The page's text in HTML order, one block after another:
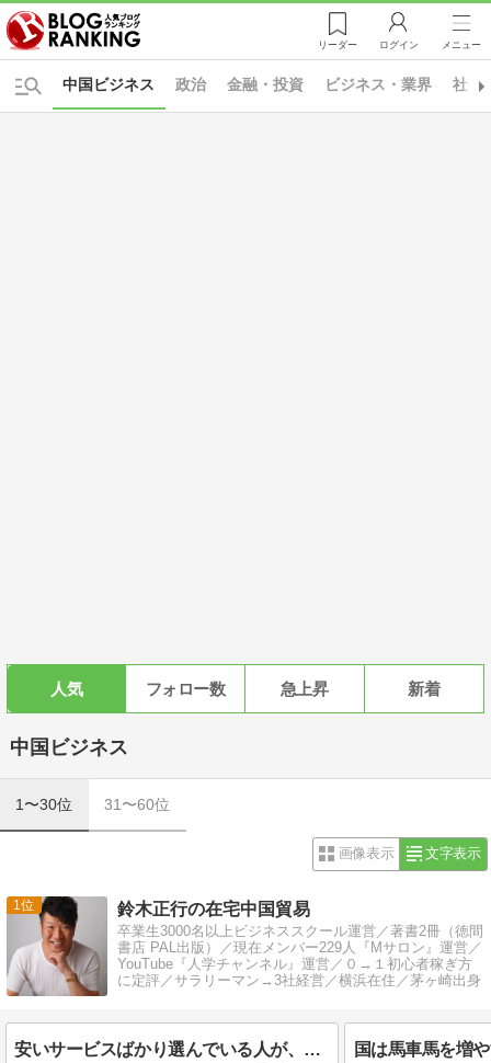
リーダー ログイン メニュー
政治 金融・投資 ビジネス・業界 社長
中国ビジネス
人気 フォロー数 急上昇 新着
中国ビジネス
1〜30位 31〜60位
画像表示 文字表示
1 鈴木正行の在宅中国貿易
卒業生3000名以上ビジネススクール運営／著書2冊（徳間
書店 PAL出版）／現在メンバー229人『Mサロン』運営／
YouTube『人学チャンネル』運営／０→１初心者稼ぎ方
に定評／サラリーマン→3社経営／横浜在住／茅ヶ崎出身
安いサービスばかり選んでいる人が、なかなか稼げない理由